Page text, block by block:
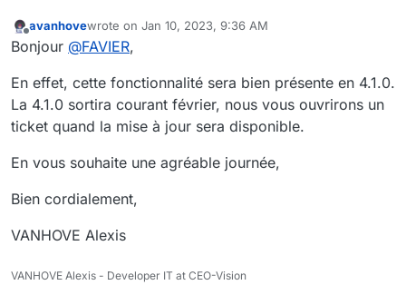
Offline
avanhovewrote on Jan 10, 2023, 9:36 AM
last edited by
Bonjour @FAVIER,
En effet, cette fonctionnalité sera bien présente en 4.1.0.
La 4.1.0 sortira courant février, nous vous ouvrirons un
ticket quand la mise à jour sera disponible.
En vous souhaite une agréable journée,
Bien cordialement,
VANHOVE Alexis
VANHOVE Alexis - Developer IT at CEO-Vision